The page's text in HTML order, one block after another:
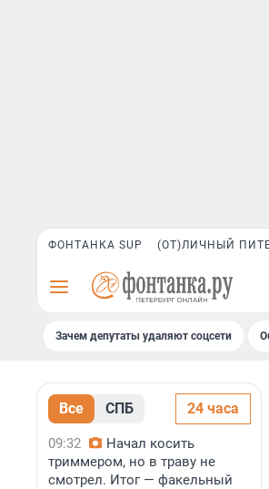
ФОНТАНКА SUP (ОТ)ЛИЧНЫЙ
Зачем депутаты удаляют соцсети
Все СПБ 24 часа
09:32
Начал косить
триммером, но в траву не
смотрел. Итог — факельный